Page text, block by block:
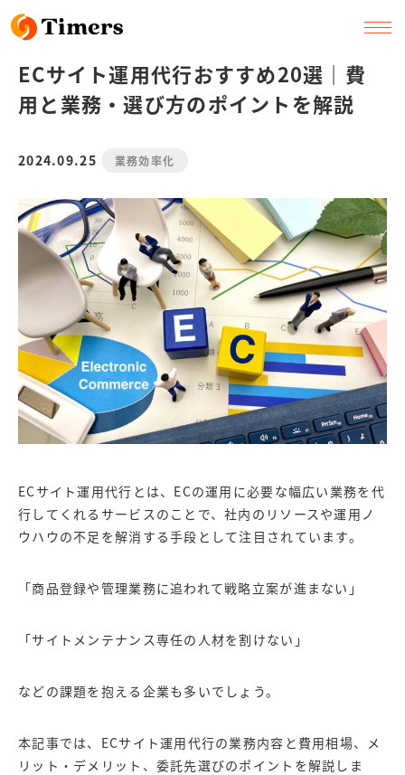
ECサイト運用代行おすすめ20選｜費
用と業務・選び方のポイントを解説
2024.09.25 業務効率化
ECサイト運用代行とは、ECの運用に必要な幅広い業務を代
行してくれるサービスのことで、社内のリソースや運用ノ
ウハウの不足を解消する手段として注目されています。
「商品登録や管理業務に追われて戦略立案が進まない」
「サイトメンテナンス専任の人材を割けない」
などの課題を抱える企業も多いでしょう。
本記事では、ECサイト運用代行の業務内容と費用相場、メ
リット・デメリット、委託先選びのポイントを解説しま